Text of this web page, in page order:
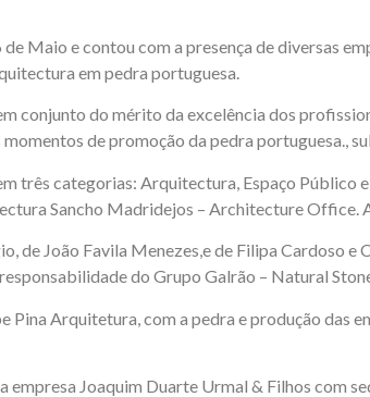
Maio e contou com a presença de diversas
em pedra portuguesa.
conjunto do mérito da excelência dos
de promoção da pedra portuguesa.,
três categorias: Arquitectura, Espaço Público
Sancho Madridejos – Architecture Office.
de João Favila Menezes,e de Filipa Cardoso e
do Grupo Galrão – Natural
Arquitetura, com a pedra e produção das
Joaquim Duarte Urmal & Filhos com